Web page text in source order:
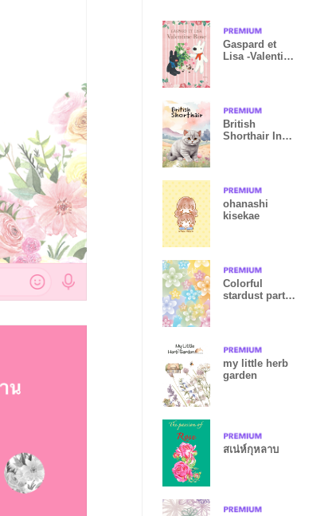
Gaspard et
Lisa -Valentine
British
Shorthair In
ohanashi
kisekae
Colorful
stardust party
my little herb
garden
สเน่ห์กุหลาบ